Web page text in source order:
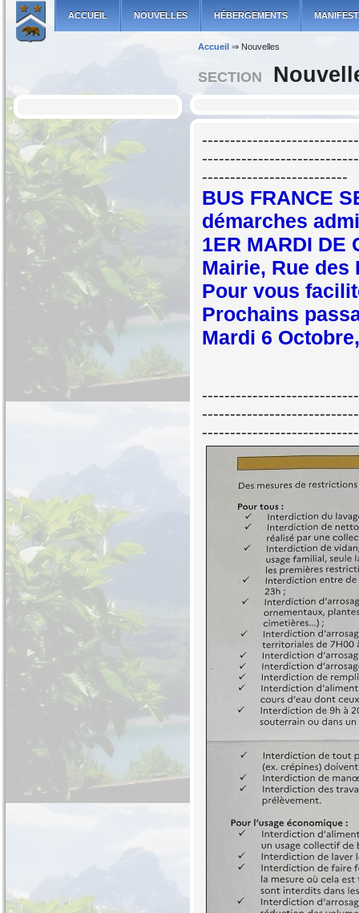
ACCUEIL NOUVELLES HÉBERGEMENTS
Accueil ⇒ Nouvelles
SECTION
--------------------------
BUS FRANCE
démarches
1ER MARDI DE
Mairie, Rue des
Pour vous
Prochains
Mardi 6
----------------------------